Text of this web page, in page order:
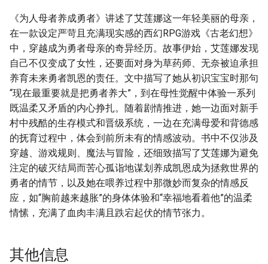
《为人母者养成勇者》讲述了艾莲娜这一年轻美丽的母亲，
在一款设定严苛且充满现实感的西幻RPG游戏《古老幻想》
中，穿越成为勇者母亲的奇异经历。故事伊始，艾莲娜发现
自己不仅变成了女性，还要面对身为草药师、无奈被迫承担
养育未来勇者凯恩的责任。文中描写了她从初识宝宝时那句
“现在最重要就是把勇者养大”，到在母性觉醒中体验一系列
既温柔又矛盾的内心挣扎。随着剧情推进，她一边面对新手
村中残酷的生存模式和晋级系统，一边在充满母爱和背德感
的抚育过程中，体会到前所未有的情感波动。书中不仅涉及
穿越、游戏规则、魔法与冒险，还细致描写了艾莲娜为避免
注定的破灭结局而苦心孤诣地谋划养成凯恩成为拯救世界的
勇者的情节，以及她在喂养过程中那微妙而复杂的情感反
应，如“胸前越来越胀”的身体体验和“幸福地看着他”的温柔
情愫，充满了血肉丰满且跌宕起伏的情节张力。
其他信息